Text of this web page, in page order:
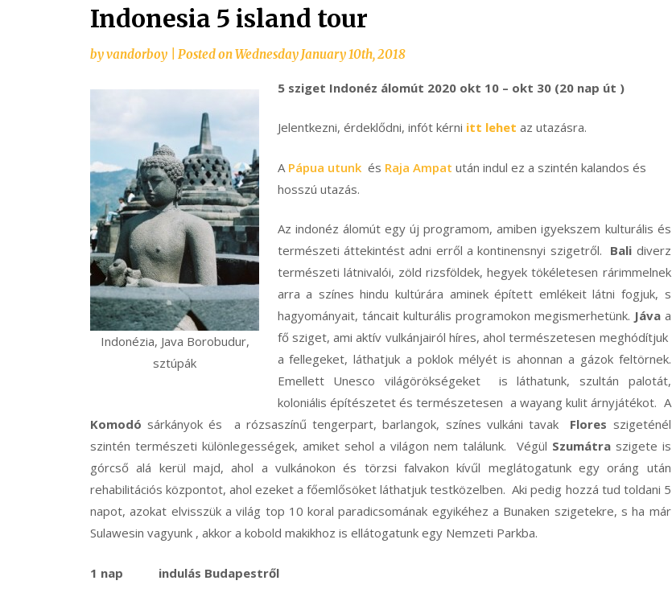
Indonesia 5 island tour
byvandorboy Posted onWednesday January 10th, 2018
Indonézia, Java Borobudur,
sztúpák
5 sziget Indonéz álomút 2020 okt 10 – okt 30 (20 nap út )
Jelentkezni, érdeklődni, infót kérni itt lehet az utazásra.
A Pápua utunk és Raja Ampat után indul ez a szintén kalandos és
hosszú utazás.
Az indonéz álomút egy új programom, amiben igyekszem kulturális és
természeti áttekintést adni erről a kontinensnyi szigetről. Bali diverz
természeti látnivalói, zöld rizsföldek, hegyek tökéletesen rárimmelnek
arra a színes hindu kultúrára aminek épített emlékeit látni fogjuk, s
hagyományait, táncait kulturális programokon megismerhetünk. Jáva a
fő sziget, ami aktív vulkánjairól híres, ahol természetesen meghódítjuk
a fellegeket, láthatjuk a poklok mélyét is ahonnan a gázok feltörnek.
Emellett Unesco világörökségeket is láthatunk, szultán palotát,
koloniális építészetet és természetesen a wayang kulit árnyjátékot. A
Komodó sárkányok és a rózsaszínű tengerpart, barlangok, színes vulkáni tavak Flores szigeténél
szintén természeti különlegességek, amiket sehol a világon nem találunk. Végül Szumátraszigete is
górcső alá kerül majd, ahol a vulkánokon és törzsi falvakon kívűl meglátogatunk egy oráng után
rehabilitációs központot, ahol ezeket a főemlősöket láthatjuk testközelben.Aki pedig hozzá tud toldani 5
napot, azokat elvisszük a világ top 10 koral paradicsomának egyikéhez a Bunaken szigetekre, s ha már
Sulawesin vagyunk , akkor a kobold makikhoz is ellátogatunk egy Nemzeti Parkba.
1 nap indulás Budapestről